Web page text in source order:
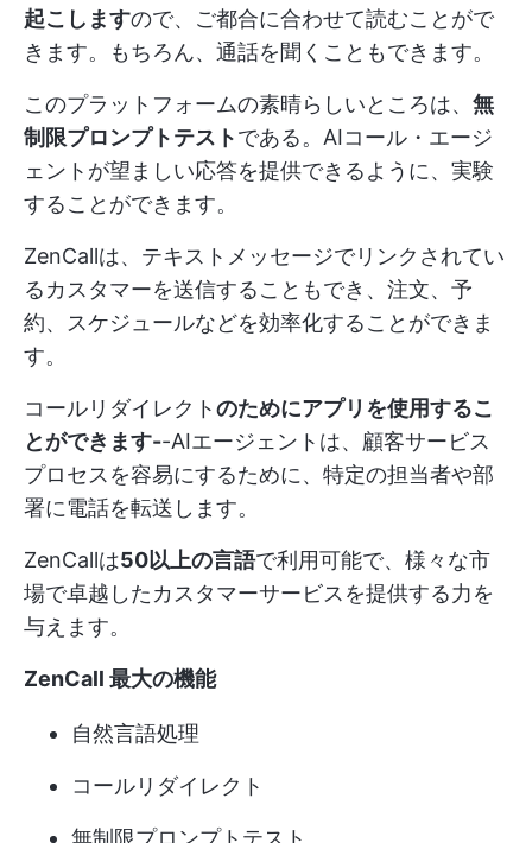
起こしますので、ご都合に合わせて読むことがで
きます。もちろん、通話を聞くこともできます。
このプラットフォームの素晴らしいところは、 無
制限プロンプトテストである。AIコール・エージ
ェントが望ましい応答を提供できるように、実験
することができます。
ZenCallは、テキストメッセージでリンクされてい
るカスタマーを送信することもでき、注文、予
約、スケジュールなどを効率化することができま
す。
コールリダイレクトのためにアプリを使用するこ
とができます--AIエージェントは、顧客サービス
プロセスを容易にするために、特定の担当者や部
署に電話を転送します。
ZenCallは50以上の言語で利用可能で、様々な市
場で卓越したカスタマーサービスを提供する力を
与えます。
ZenCall 最大の機能
自然言語処理
コールリダイレクト